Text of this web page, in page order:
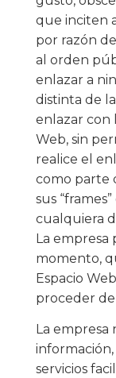
que inciten
por razón
al orden
enlazar a
distinta de
enlazar con
Web, sin
realice el
como parte
sus
cualquiera
La empresa
momento,
Espacio
proceder
La
servicios